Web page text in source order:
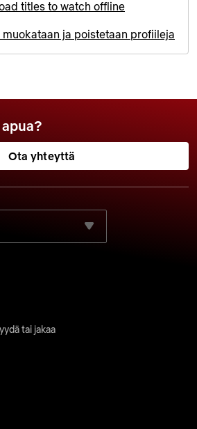
titles to watch offline
muokataan ja poistetaan profiileja
Ota yhteyttä
KIELI:
tai jakaa